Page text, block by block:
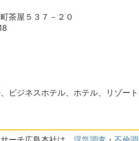
茶屋５３７－２０
ビジネスホテル、ホテル、リゾー